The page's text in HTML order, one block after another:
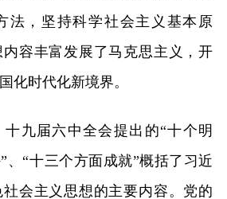
法，坚持科学社会主义基本原
容丰富发展了马克思主义，开
化时代化新境界。
十九届六中全会提出的“十个明
、“十三个方面成就”概括了习近
会主义思想的主要内容。党的